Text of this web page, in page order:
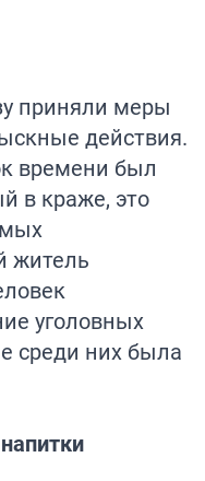
приняли меры
действия.
времени был
в краже, это
житель
уголовных
среди них была